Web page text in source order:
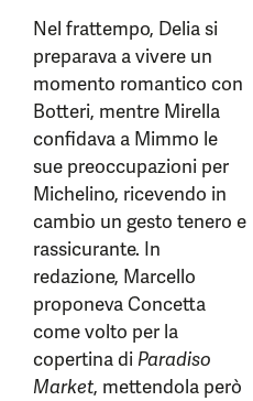
Nel frattempo, Delia si
preparava a vivere un
momento romantico con
Botteri, mentre Mirella
confidava a Mimmo le
sue preoccupazioni per
Michelino, ricevendo in
cambio un gesto tenero e
rassicurante. In
redazione, Marcello
proponeva Concetta
come volto per la
copertina di Paradiso
Market, mettendola però